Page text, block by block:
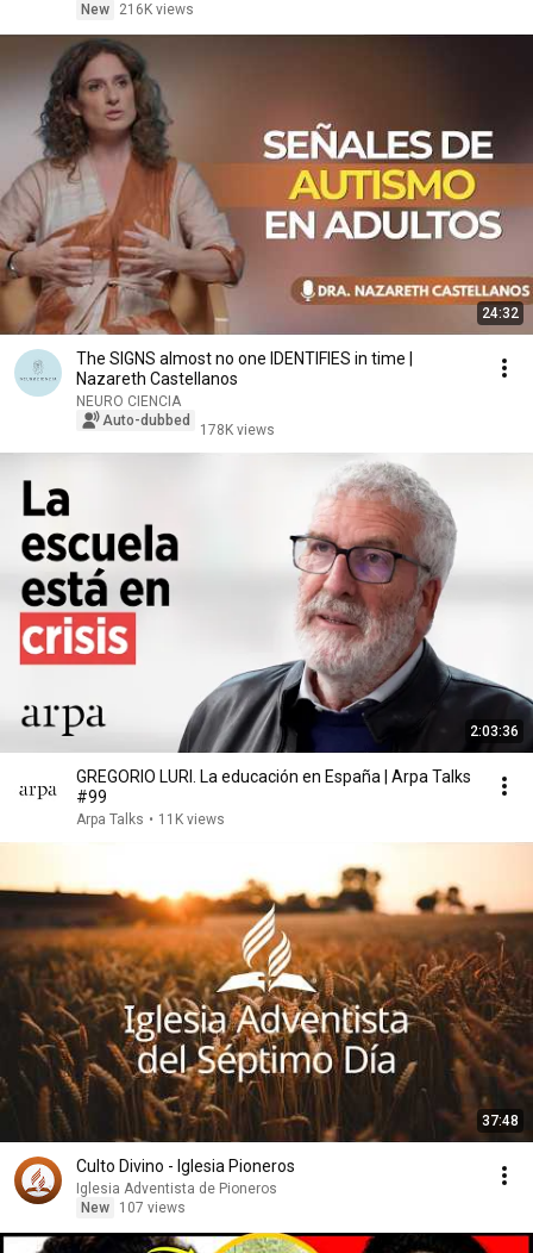
New
216K views
24:32
The SIGNS almost no one IDENTIFIES in time |
Nazareth Castellanos
NEURO CIENCIA
Auto-dubbed
178K views
2:03:36
GREGORIO LURI. La educación en España | Arpa Talks
#99
Arpa Talks • 11K views
37:48
Culto Divino - Iglesia Pioneros
Iglesia Adventista de Pioneros
New
107 views